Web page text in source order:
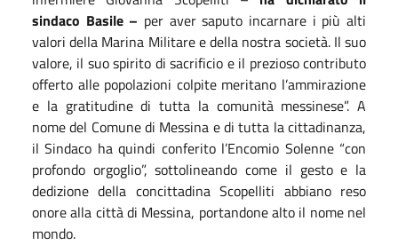
sindaco Basile – per aver saputo incarnare i più alti
valori della Marina Militare e della nostra società. Il suo
valore, il suo spirito di sacrificio e il prezioso contributo
offerto alle popolazioni colpite meritano l’ammirazione
e la gratitudine di tutta la comunità messinese”. A
nome del Comune di Messina e di tutta la cittadinanza,
il Sindaco ha quindi conferito l’Encomio Solenne “con
profondo orgoglio”, sottolineando come il gesto e la
dedizione della concittadina Scopelliti abbiano reso
onore alla città di Messina, portandone alto il nome nel
mondo.